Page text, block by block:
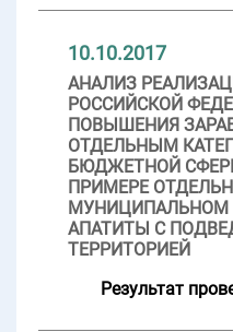
10.10.2017
АНАЛИЗ
РОССИЙСКОЙ
ПОВЫШЕНИЯ
ОТДЕЛЬНЫМ
БЮДЖЕТНОЙ
ПРИМЕРЕ
МУНИЦИПАЛЬНОМ
АПАТИТЫ С
ТЕРРИТОРИЕЙ
Результат